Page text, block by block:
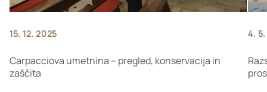
15. 12. 2025
Carpacciova umetnina – pregled, konservacija in
zaščita
4.